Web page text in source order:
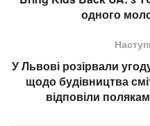
одного
У Львові розірвали
щодо будівництва
відповіли